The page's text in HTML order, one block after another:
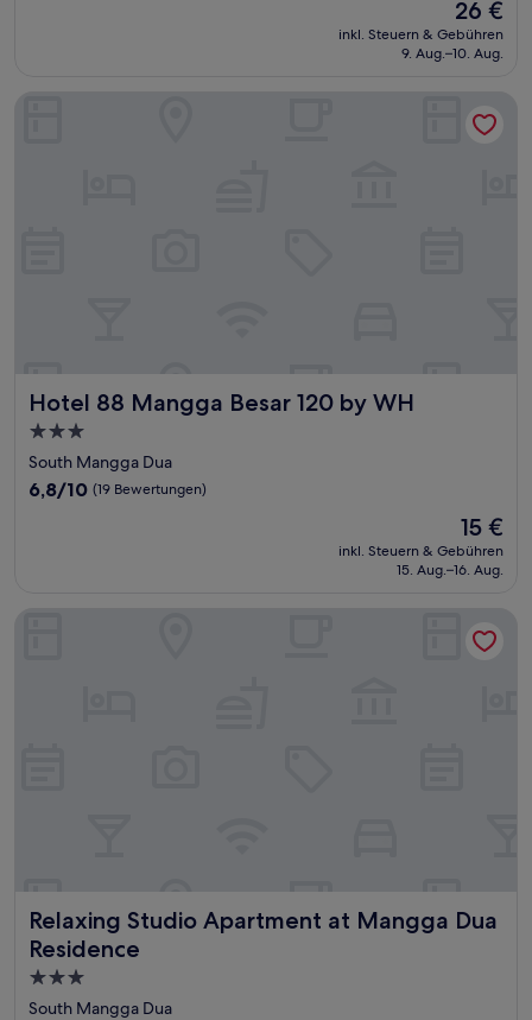
Der
Preis
beträgt
26 €
inkl. Steuern & Gebühren
9. Aug.–10. Aug.
Hotel 88 Mangga Besar 120 by WH
Hotel 88 Mangga Besar 120 by WH
3.0-
Sterne-
Unterkunft
South Mangga Dua
6.8
6,8/10 (19 Bewertungen)
Der
Preis
beträgt
15 €
inkl. Steuern & Gebühren
15. Aug.–16. Aug.
Hotel 88 Mangga Besar 120 by WH
Relaxing Studio Apartment at Mangga Dua
Residence
Relaxing Studio Apartment at Mangga Dua Residence
3.0-
Sterne-
South Mangga Dua